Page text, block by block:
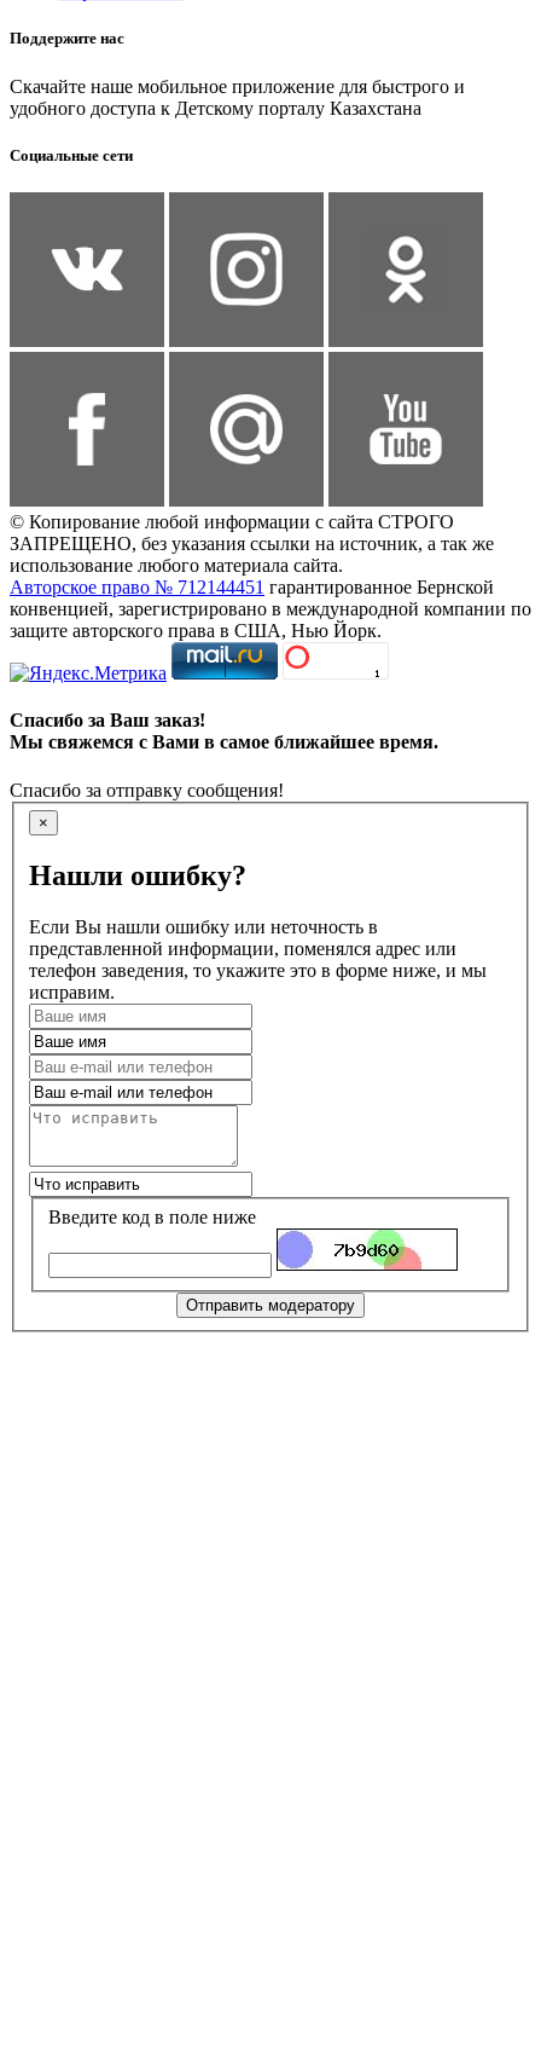
Поддержите нас
Скачайте наше мобильное приложение для быстрого и
удобного доступа к Детскому порталу Казахстана
Социальные сети
© Копирование любой информации с сайта СТРОГО
ЗАПРЕЩЕНО, без указания ссылки на источник, а так же
использование любого материала сайта.
Авторское право № 712144451 гарантированное Бернской
конвенцией, зарегистрировано в международной компании по
защите авторского права в США, Нью Йорк.
Спасибо за Ваш заказ!
Мы свяжемся с Вами в самое ближайшее время.
Спасибо за отправку сообщения!
×
Нашли ошибку?
Если Вы нашли ошибку или неточность в
представленной информации, поменялся адрес или
телефон заведения, то укажите это в форме ниже, и мы
исправим.
Введите код в поле ниже
Отправить модератору